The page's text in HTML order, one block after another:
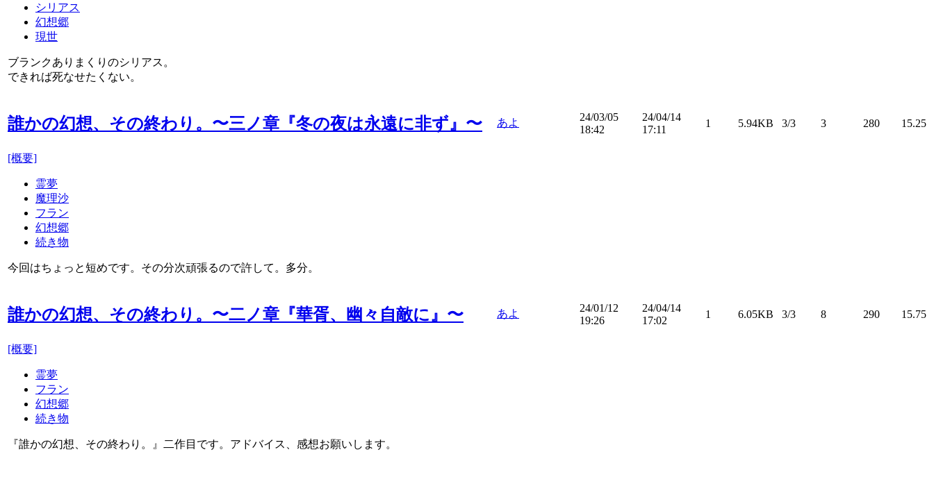
シリアス
幻想郷
現世
ブランクありまくりのシリアス。
できれば死なせたくない。
誰かの幻想、その終わり。〜三ノ章『冬の夜は永遠に非ず』〜 あよ
24/03/05
18:42
24/04/14
17:11
1 5.94KB 3/3 3 280 15.25
[概要]
霊夢
魔理沙
フラン
幻想郷
続き物
今回はちょっと短めです。その分次頑張るので許して。多分。
誰かの幻想、その終わり。〜二ノ章『華胥、幽々自敵に』〜 あよ
24/01/12
19:26
24/04/14
17:02
1 6.05KB 3/3 8 290 15.75
[概要]
霊夢
フラン
幻想郷
続き物
『誰かの幻想、その終わり。』二作目です。アドバイス、感想お願いします。